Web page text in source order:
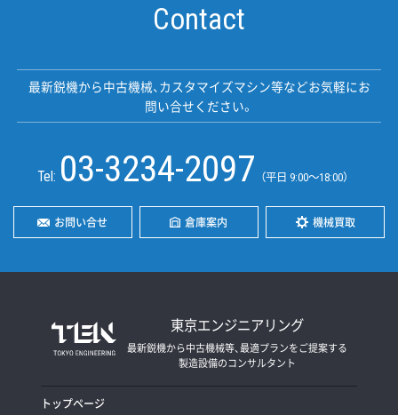
Contact
最新鋭機から中古機械、カスタマイズマシン等などお気軽にお
問い合せください。
Tel: 03-3234-2097 （平日 9:00〜18:00）
お問い合せ 倉庫案内 機械買取
東京エンジニアリング
最新鋭機から中古機械等、最適プランをご提案する
製造設備のコンサルタント
トップページ